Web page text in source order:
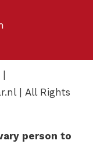
|
| All Rights
person to